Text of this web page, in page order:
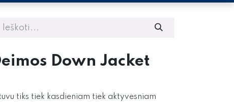
Down Jacket
tiks tiek kasdieniam tiek aktyvesniam